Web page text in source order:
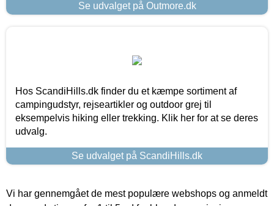
Se udvalget på Outmore.dk
Hos ScandiHills.dk finder du et kæmpe sortiment af
campingudstyr, rejseartikler og outdoor grej til
eksempelvis hiking eller trekking. Klik her for at se deres
udvalg.
Se udvalget på ScandiHills.dk
Vi har gennemgået de mest populære webshops og anmeldt